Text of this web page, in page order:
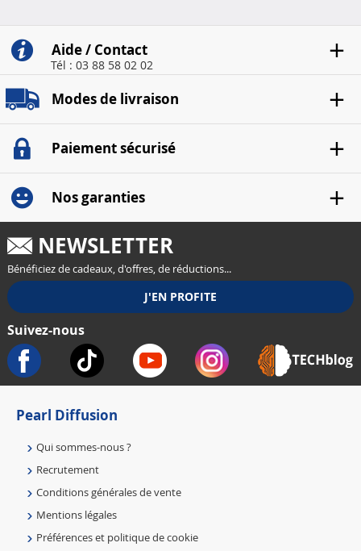
Aide / Contact
Tél : 03 88 58 02 02
Modes de livraison
Paiement sécurisé
Nos garanties
NEWSLETTER
Bénéficiez de cadeaux, d'offres, de réductions...
Suivez-nous
Pearl Diffusion
Qui sommes-nous ?
Recrutement
Conditions générales de vente
Mentions légales
Préférences et politique de cookie